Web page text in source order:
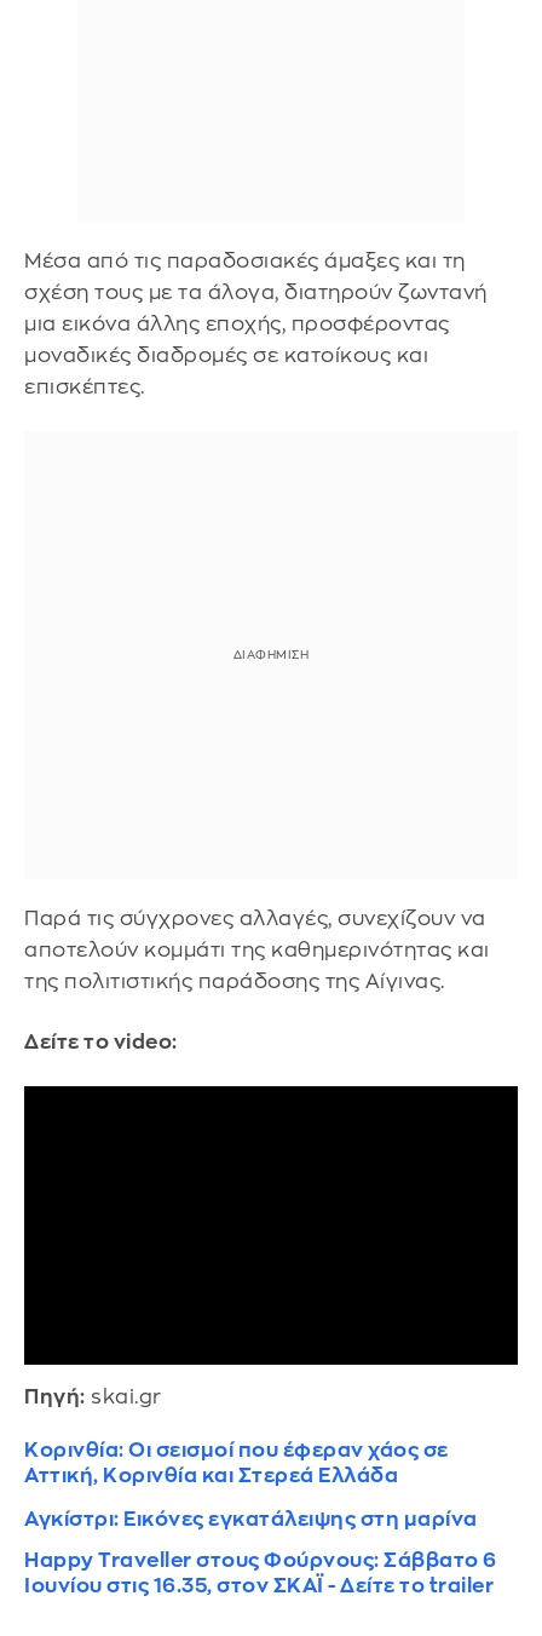
Μέσα από τις παραδοσιακές άμαξες και τη
σχέση τους με τα άλογα, διατηρούν ζωντανή
μια εικόνα άλλης εποχής, προσφέροντας
μοναδικές διαδρομές σε κατοίκους και
επισκέπτες.
Παρά τις σύγχρονες αλλαγές, συνεχίζουν να
αποτελούν κομμάτι της καθημερινότητας και
της πολιτιστικής παράδοσης της Αίγινας.
Δείτε το video:
Πηγή: skai.gr
Κορινθία: Οι σεισμοί που έφεραν χάος σε
Αττική, Κορινθία και Στερεά Ελλάδα
Αγκίστρι: Εικόνες εγκατάλειψης στη μαρίνα
Happy Traveller στους Φούρνους: Σάββατο 6
Ιουνίου στις 16.35, στον ΣΚΑΪ - Δείτε το trailer